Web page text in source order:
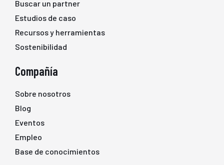
Buscar un partner
Estudios de caso
Recursos y herramientas
Sostenibilidad
Compañía
Sobre nosotros
Blog
Eventos
Empleo
Base de conocimientos